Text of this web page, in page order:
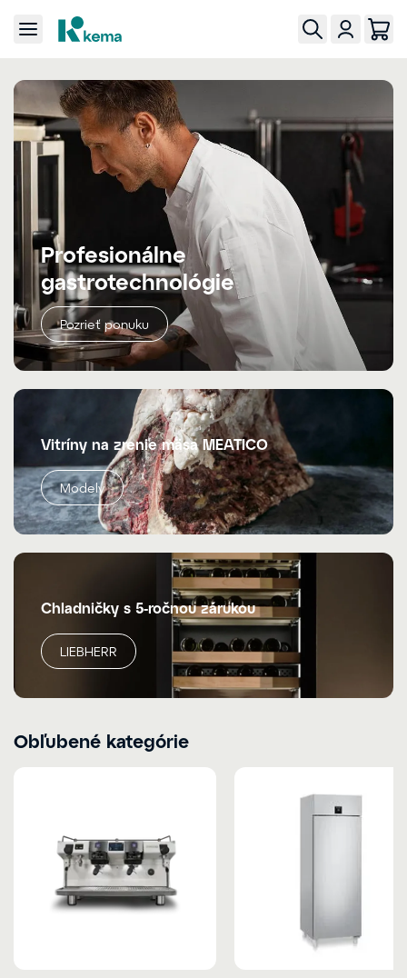
Profesionálne
gastrotechnológie
Pozrieť ponuku
Vitríny na zrenie mäsa MEATICO
Modely
Chladničky s 5-ročnou zárukou
LIEBHERR
Obľubené kategórie